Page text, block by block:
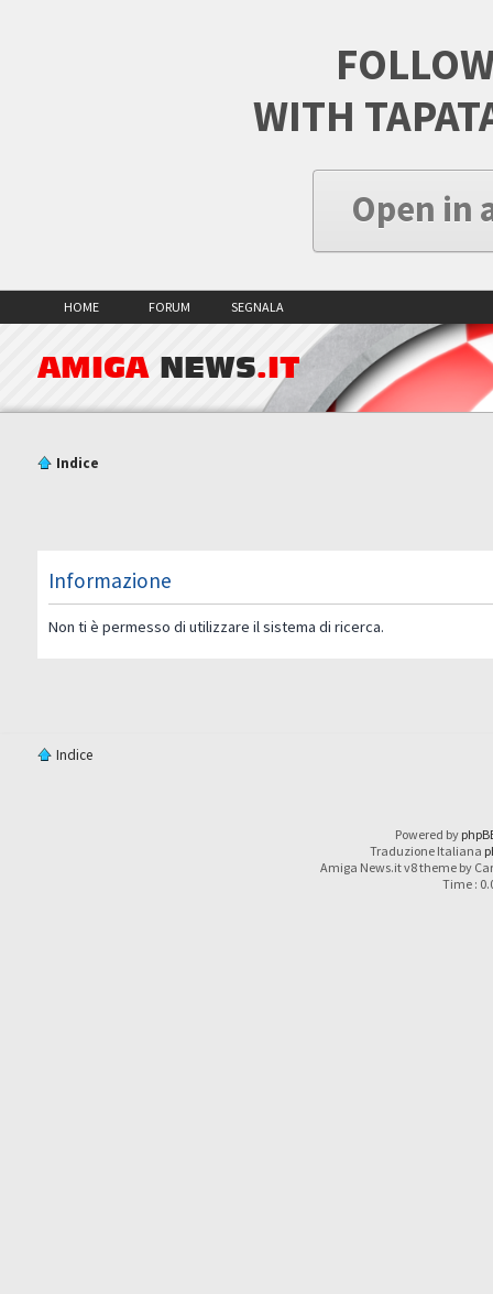
WITH
Open in
HOME FORUM SEGNALA
AMIGA NEWS.IT
Indice
Informazione
Non ti è permesso di utilizzare il sistema di ricerca.
Indice
Powered by
Traduzione Italiana
Amiga News.it v8 theme by
Time :